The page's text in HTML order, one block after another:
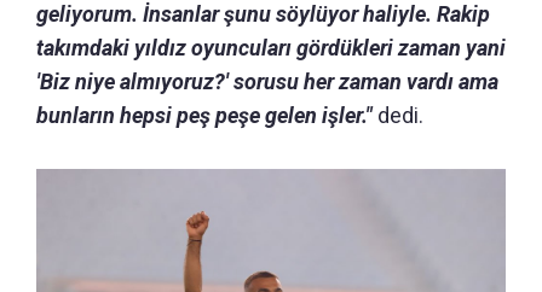
geliyorum. İnsanlar şunu söylüyor haliyle. Rakip
takımdaki yıldız oyuncuları gördükleri zaman yani
'Biz niye almıyoruz?' sorusu her zaman vardı ama
bunların hepsi peş peşe gelen işler."dedi.